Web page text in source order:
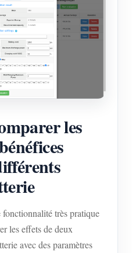
les
très pratique
les effets de deux
avec des paramètres